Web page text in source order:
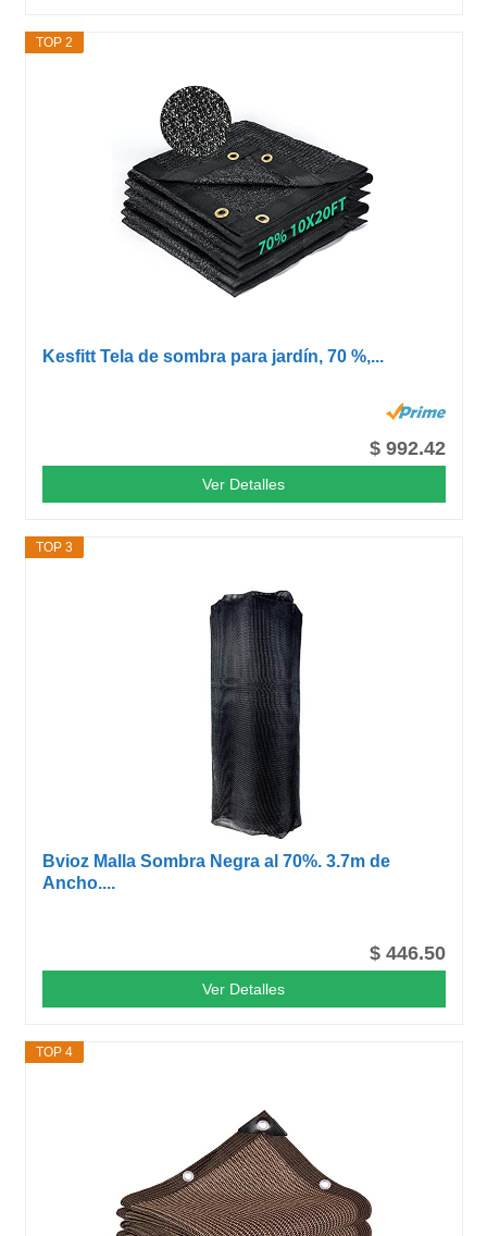
TOP 2
Kesfitt Tela de sombra para jardín, 70 %,...
$ 992.42
Ver Detalles
TOP 3
Bvioz Malla Sombra Negra al 70%. 3.7m de
Ancho....
$ 446.50
Ver Detalles
TOP 4